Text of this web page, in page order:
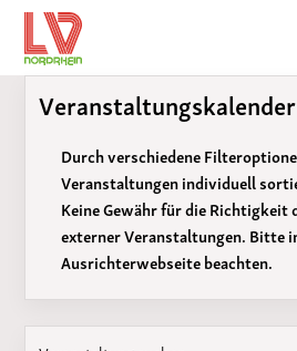
Veranstaltungskalender
Durch verschiedene
Veranstaltungen individuell
Keine Gewähr für die Richtigkeit
externer Veranstaltungen. Bitte
Ausrichterwebseite beachten.